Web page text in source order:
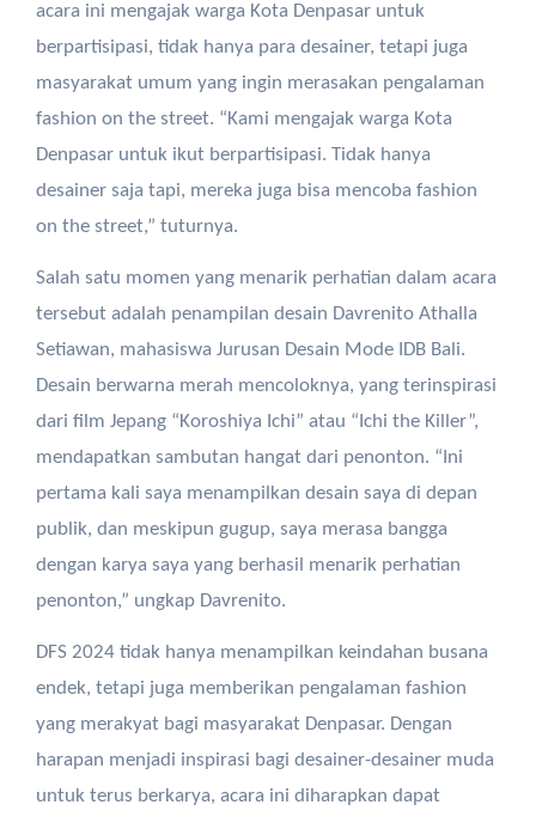
acara ini mengajak warga Kota Denpasar untuk
berpartisipasi, tidak hanya para desainer, tetapi juga
masyarakat umum yang ingin merasakan pengalaman
fashion on the street. “Kami mengajak warga Kota
Denpasar untuk ikut berpartisipasi. Tidak hanya
desainer saja tapi, mereka juga bisa mencoba fashion
on the street,” tuturnya.
Salah satu momen yang menarik perhatian dalam acara
tersebut adalah penampilan desain Davrenito Athalla
Setiawan, mahasiswa Jurusan Desain Mode IDB Bali.
Desain berwarna merah mencoloknya, yang terinspirasi
dari film Jepang “Koroshiya Ichi” atau “Ichi the Killer”,
mendapatkan sambutan hangat dari penonton. “Ini
pertama kali saya menampilkan desain saya di depan
publik, dan meskipun gugup, saya merasa bangga
dengan karya saya yang berhasil menarik perhatian
penonton,” ungkap Davrenito.
DFS 2024 tidak hanya menampilkan keindahan busana
endek, tetapi juga memberikan pengalaman fashion
yang merakyat bagi masyarakat Denpasar. Dengan
harapan menjadi inspirasi bagi desainer-desainer muda
untuk terus berkarya, acara ini diharapkan dapat